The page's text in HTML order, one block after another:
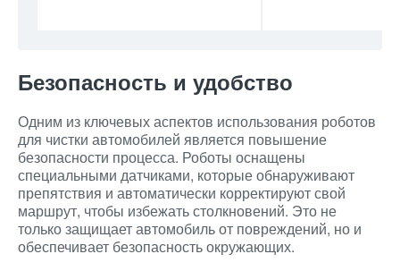
Безопасность и удобство
Одним из ключевых аспектов использования роботов
для чистки автомобилей является повышение
безопасности процесса. Роботы оснащены
специальными датчиками, которые обнаруживают
препятствия и автоматически корректируют свой
маршрут, чтобы избежать столкновений. Это не
только защищает автомобиль от повреждений, но и
обеспечивает безопасность окружающих.